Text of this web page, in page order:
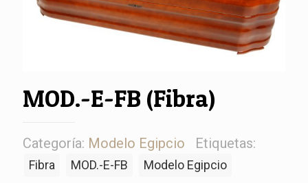
MOD.-E-FB (Fibra)
Categoría: Modelo Egipcio Etiquetas:
Fibra MOD.-E-FB Modelo Egipcio